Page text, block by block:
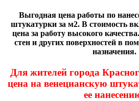
Выгодная цена работы по
штукатурки за м2. В стоимость
цена за работу высокого
стен и других поверхностей в
назначения.
Для жителей города
цена на венецианскую
ее